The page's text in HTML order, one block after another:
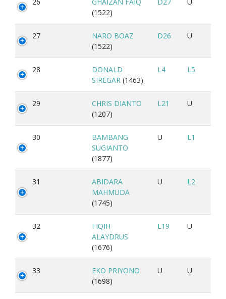
(1522)
27
NARO BOAZ
(1522)
D26 U
28
DONALD
SIREGAR (1463)
L4 L5
29
CHRIS DIANTO
(1207)
L21 U
30
BAMBANG
SUGIANTO
(1877)
U L1
31
ABIDARA
MAHMUDA
(1745)
U L2
32
FIQIH
ALAYDRUS
(1676)
L19 U
33
EKO PRIYONO
(1698)
U U